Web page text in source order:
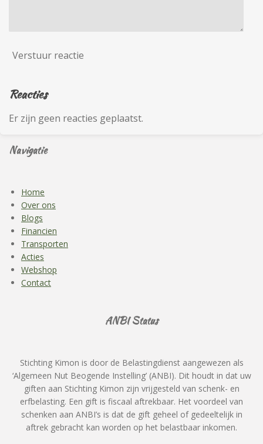
Verstuur reactie
Reacties
Er zijn geen reacties geplaatst.
Navigatie
Home
Over ons
Blogs
Financien
Transporten
Acties
Webshop
Contact
ANBI Status
Stichting Kimon is door de Belastingdienst aangewezen als
‘Algemeen Nut Beogende Instelling’ (ANBI). Dit houdt in dat uw
giften aan Stichting Kimon zijn vrijgesteld van schenk- en
erfbelasting. Een gift is fiscaal aftrekbaar. Het voordeel van
schenken aan ANBI’s is dat de gift geheel of gedeeltelijk in
aftrek gebracht kan worden op het belastbaar inkomen.